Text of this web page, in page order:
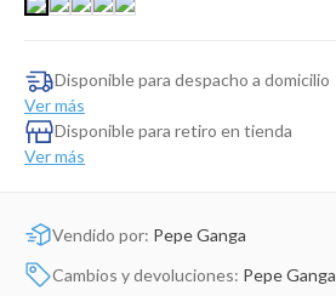
Disponible para despacho a domicilio
Ver más
Disponible para retiro en tienda
Ver más
Vendido por: Pepe Ganga
Cambios y devoluciones: Pepe Ganga
Dinosaurio Juguete